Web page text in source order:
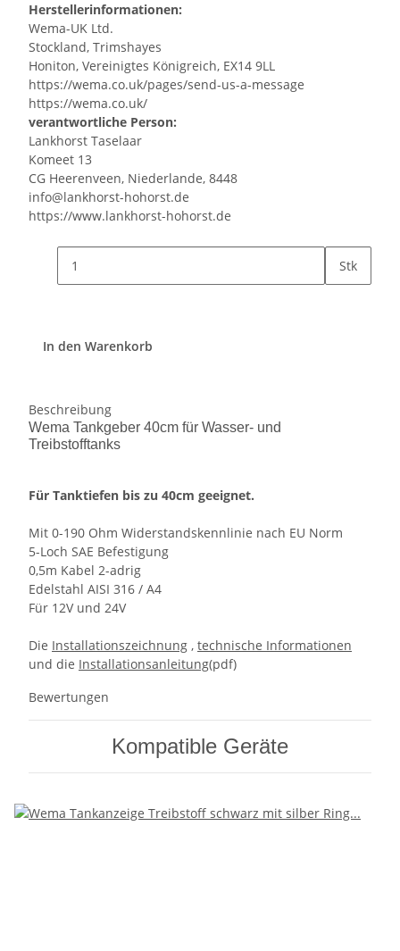
Herstellerinformationen:
Wema-UK Ltd.
Stockland, Trimshayes
Honiton, Vereinigtes Königreich, EX14 9LL
https://wema.co.uk/pages/send-us-a-message
https://wema.co.uk/
verantwortliche Person:
Lankhorst Taselaar
Komeet 13
CG Heerenveen, Niederlande, 8448
info@lankhorst-hohorst.de
https://www.lankhorst-hohorst.de
Stk
In den Warenkorb
Beschreibung
Wema Tankgeber 40cm für Wasser- und
Treibstofftanks
Für Tanktiefen bis zu 40cm geeignet.
Mit 0-190 Ohm Widerstandskennlinie nach EU Norm
5-Loch SAE Befestigung
0,5m Kabel 2-adrig
Edelstahl AISI 316 / A4
Für 12V und 24V
Die Installationszeichnung , technische Informationen
und die Installationsanleitung(pdf)
Bewertungen
Kompatible Geräte